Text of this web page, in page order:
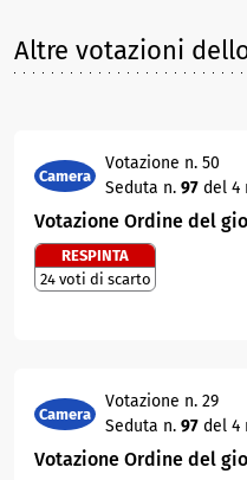
Altre votazioni
Camera
Votazione n. 50
Seduta n. 97 del 4
Votazione Ordine del
RESPINTA
24 voti di scarto
Camera
Votazione n. 29
Seduta n. 97 del 4
Votazione Ordine del